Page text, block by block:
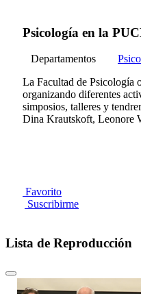
Psicología en la
Departamentos
La Facultad de Psicología
organizando diferentes
simposios, talleres y
Dina Krautskoft, Leonore
Favorito
Suscribirme
Lista de Reproducción